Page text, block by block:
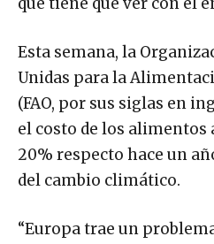
Esta semana, la
Unidas para la
(FAO, por sus siglas en
el costo de los alimentos
20% respecto hace un
del cambio climático.
“Europa trae un